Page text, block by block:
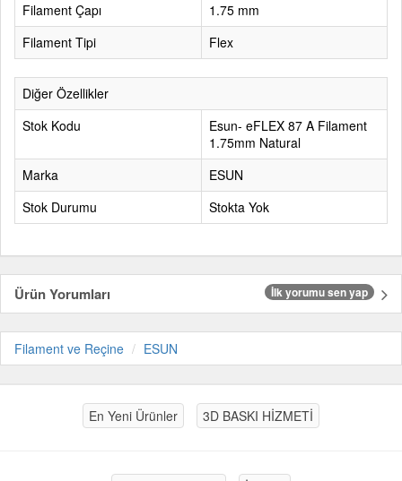
Filament Çapı
1.75 mm
Filament Tipi
Flex
Diğer Özellikler
Stok Kodu
Esun- eFLEX 87 A Filament
1.75mm Natural
Marka
ESUN
Stok Durumu
Stokta Yok
Ürün Yorumları İlk yorumu sen yap
Filament ve Reçine ESUN
En Yeni Ürünler 3D BASKI HİZMETİ